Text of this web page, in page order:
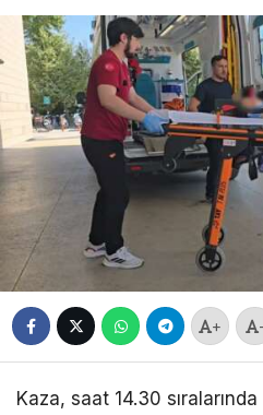
+ -
Kaza, saat 14.30